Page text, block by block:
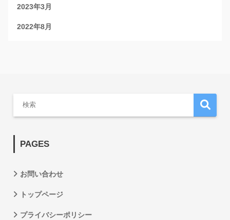
2023年3月
2022年8月
PAGES
お問い合わせ
トップページ
プライバシーポリシー